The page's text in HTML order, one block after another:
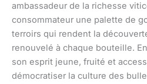
ambassadeur de la richesse
consommateur une palette de
terroirs qui rendent la
renouvelé à chaque bouteille.
son esprit jeune, fruité et
démocratiser la culture des